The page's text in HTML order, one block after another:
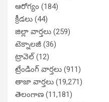
ఆరోగ్యం (184)
క్రీడలు (44)
జిల్లా వార్తలు (259)
టెక్నాలజీ (36)
ట్రావెల్(12)
ట్రేండింగ్ వార్తలు (911)
తాజా వార్తలు (19,271)
తెలంగాణ (11,181)